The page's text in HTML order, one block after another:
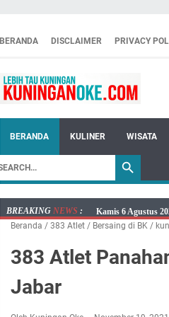
BERANDA DISCLAIMER PRIVACY
BERANDA KULINER WISATA
BREAKING NEWS :
Kamis 6 Agustus
Besaran Biayanya
Layanan Mobil
Embun Pagi Kamis
Beranda / 383 Atlet / Bersaing di BK /
383 Atlet
Jabar